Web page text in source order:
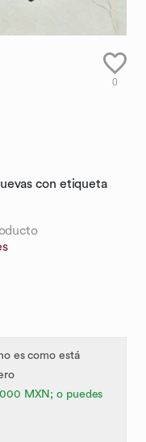
0
con etiqueta
es como está
MXN; o puedes